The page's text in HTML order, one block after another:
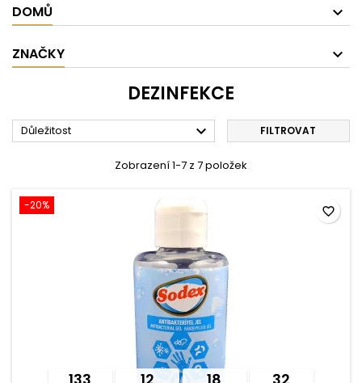
DOMŮ
ZNAČKY
DEZINFEKCE
Důležitost  FILTROVAT
Zobrazení 1-7 z 7 položek
-20% favorite_border